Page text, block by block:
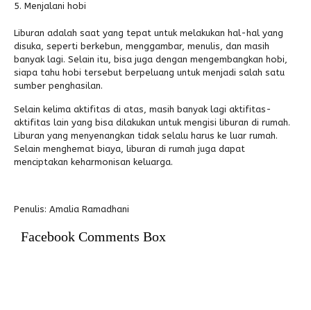
Menjalani hobi
Liburan adalah saat yang tepat untuk melakukan hal-hal yang
disuka, seperti berkebun, menggambar, menulis, dan masih
banyak lagi. Selain itu, bisa juga dengan mengembangkan hobi,
siapa tahu hobi tersebut berpeluang untuk menjadi salah satu
sumber penghasilan.
Selain kelima aktifitas di atas, masih banyak lagi aktifitas-
aktifitas lain yang bisa dilakukan untuk mengisi liburan di rumah.
Liburan yang menyenangkan tidak selalu harus ke luar rumah.
Selain menghemat biaya, liburan di rumah juga dapat
menciptakan keharmonisan keluarga.
Penulis: Amalia Ramadhani
Facebook Comments Box